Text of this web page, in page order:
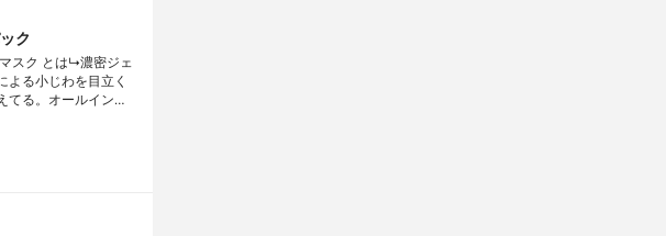
ク
スク とは↳濃密ジェ
よる小じわを目立く
てる。オールイン…